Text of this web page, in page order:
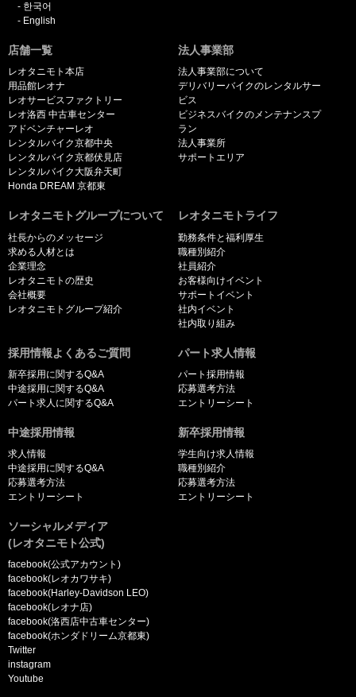
한국어
English
店舗一覧
レオタニモト本店
用品館レオナ
レオサービスファクトリー
レオ洛西 中古車センター
アドベンチャーレオ
レンタルバイク京都中央
レンタルバイク京都伏見店
レンタルバイク大阪弁天町
Honda DREAM 京都東
法人事業部
法人事業部について
デリバリーバイクのレンタルサー
ビス
ビジネスバイクのメンテナンスプ
ラン
法人事業所
サポートエリア
レオタニモトグループについて
社長からのメッセージ
求める人材とは
企業理念
レオタニモトの歴史
会社概要
レオタニモトグループ紹介
レオタニモトライフ
勤務条件と福利厚生
職種別紹介
社員紹介
お客様向けイベント
サポートイベント
社内イベント
社内取り組み
採用情報よくあるご質問
新卒採用に関するQ&A
中途採用に関するQ&A
パート求人に関するQ&A
パート求人情報
パート採用情報
応募選考方法
エントリーシート
中途採用情報
求人情報
中途採用に関するQ&A
応募選考方法
エントリーシート
新卒採用情報
学生向け求人情報
職種別紹介
応募選考方法
エントリーシート
ソーシャルメディア
(レオタニモト公式)
facebook(公式アカウント)
facebook(レオカワサキ)
facebook(Harley-Davidson LEO)
facebook(レオナ店)
facebook(洛西店中古車センター)
facebook(ホンダドリーム京都東)
Twitter
instagram
Youtube